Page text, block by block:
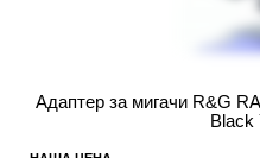
Адаптер за мигачи R&G
Black